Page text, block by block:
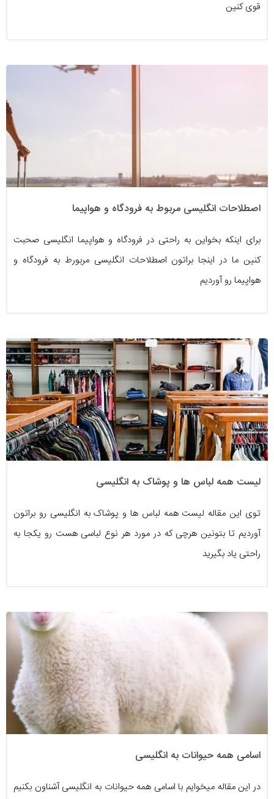
قوی کنین
اصطلاحات انگلیسی مربوط به فرودگاه و هواپیما
برای اینکه بخواین به راحتی در فرودگاه و هواپیما انگلیسی صحبت
کنین ما در اینجا براتون اصطلاحات انگلیسی مربورط به فرودگاه و
هواپیما رو آوردیم
لیست همه لباس ها و پوشاک به انگلیسی
توی این مقاله لیست همه لباس ها و پوشاک به انگلیسی رو براتون
آوردیم تا بتونین هرچی که در مورد هر نوع لباسی هست رو یکجا به
راحتی یاد بگیرید
اسامی همه حیوانات به انگلیسی
در این مقاله میخوایم با اسامی همه حیوانات به انگلیسی آشناون بکنیم